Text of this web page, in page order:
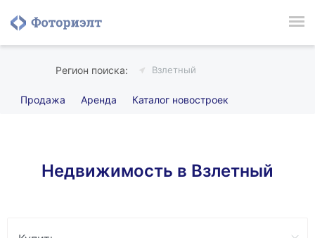
Взлетный
Продажа Аренда Каталог новостроек
Недвижимость в Взлетный